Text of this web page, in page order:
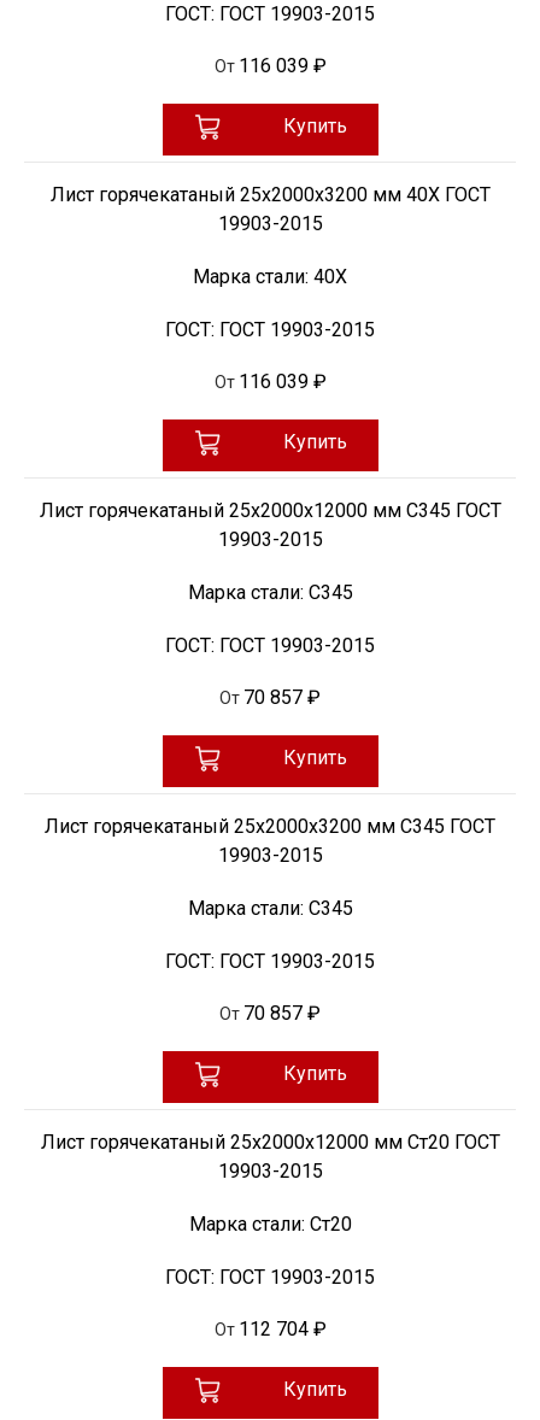
ГОСТ: ГОСТ 19903-2015
От 116 039 ₽
Купить
Лист горячекатаный 25х2000х3200 мм 40Х ГОСТ
19903-2015
Марка стали: 40Х
ГОСТ: ГОСТ 19903-2015
От 116 039 ₽
Купить
Лист горячекатаный 25х2000х12000 мм С345 ГОСТ
19903-2015
Марка стали: С345
ГОСТ: ГОСТ 19903-2015
От 70 857 ₽
Купить
Лист горячекатаный 25х2000х3200 мм С345 ГОСТ
19903-2015
Марка стали: С345
ГОСТ: ГОСТ 19903-2015
От 70 857 ₽
Купить
Лист горячекатаный 25х2000х12000 мм Ст20 ГОСТ
19903-2015
Марка стали: Ст20
ГОСТ: ГОСТ 19903-2015
От 112 704 ₽
Купить